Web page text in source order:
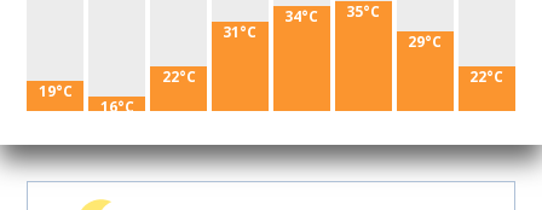
19°C
16°C
22°C
31°C
34°C 35°C
29°C
22°C